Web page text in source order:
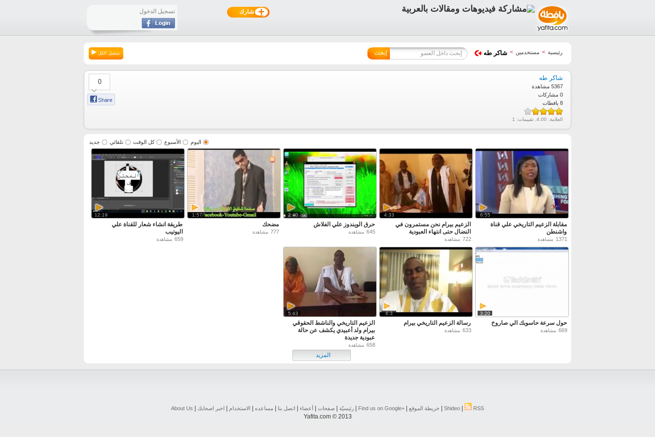
شارك تسجيل الدخول
رئيسية > مستخدمين > شاكر طه تشغيل الكل إبحث
شاكر طه
5367 مشاهدة
0 مشاركات
8 يافطات
العلامة: 4.00 , تقييمات: 1
0
اليوم الأسبوع كل الوقت تلقائي جديد
6:55
مقابلة الزعيم التاريخي علي قناة
واشنطن
1371 مشاهدة
4:33
الزعيم بيرام نحن مستمرون في
النضال حتى انتهاء العبودية
722 مشاهدة
2:40
حرق الويندوز علي الفلاش
645 مشاهدة
1:57
مضحك
777 مشاهدة
12:19
طريقة انشاء شعار للقناة علي
اليوتيب
659 مشاهدة
3:20
حول سرعة حاسوبك الي صاروخ
669 مشاهدة
6:3
رسالة الزعيم التاريخي بيرام
633 مشاهدة
5:43
الزعيم التاريخي والناشط الحقوقي
بيرام ولد أعبيدي يكشف عن حالة
عبودية جديدة
658 مشاهدة
المزيد
Shideo RSS خريطة الموقع Find us on ‪Google+‬‏ رئيسيّة صفحات أعضاء اتصل بنا مساعده الاستخدام اخبر اصحابك About Us
Yafita.com © 2013